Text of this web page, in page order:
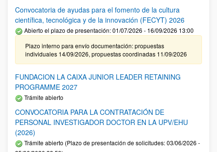
Convocatoria de ayudas para el fomento de la cultura
científica, tecnológica y de la innovación (FECYT) 2026
Abierto el plazo de presentación: 01/07/2026 - 16/09/2026 13:00
Plazo interno para envío documentación: propuestas
individuales 14/09/2026, propuestas coordinadas 11/09/2026
FUNDACION LA CAIXA JUNIOR LEADER RETAINING
PROGRAMME 2027
Trámite abierto
CONVOCATORIA PARA LA CONTRATACIÓN DE
PERSONAL INVESTIGADOR DOCTOR EN LA UPV/EHU
(2026)
Trámite abierto (Plazo de presentación de solicitudes: 03/06/2026 -